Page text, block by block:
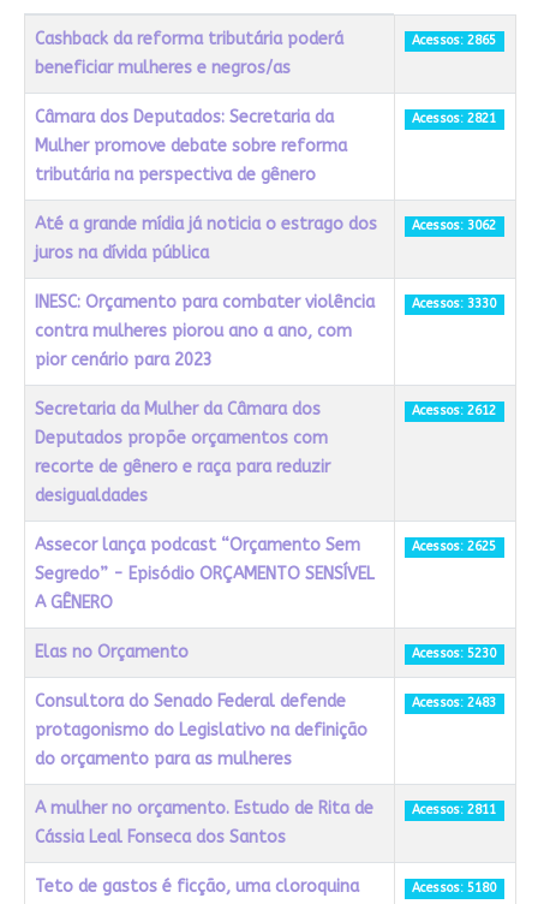
Título Acessos
Cashback da reforma tributária poderá
beneficiar mulheres e negros/as
Acessos: 2865
Câmara dos Deputados: Secretaria da
Mulher promove debate sobre reforma
tributária na perspectiva de gênero
Acessos: 2821
Até a grande mídia já noticia o estrago dos
juros na dívida pública
Acessos: 3062
INESC: Orçamento para combater violência
contra mulheres piorou ano a ano, com
pior cenário para 2023
Acessos: 3330
Secretaria da Mulher da Câmara dos
Deputados propõe orçamentos com
recorte de gênero e raça para reduzir
desigualdades
Acessos: 2612
Assecor lança podcast “Orçamento Sem
Segredo” - Episódio ORÇAMENTO SENSÍVEL
A GÊNERO
Acessos: 2625
Elas no Orçamento Acessos: 5230
Consultora do Senado Federal defende
protagonismo do Legislativo na definição
do orçamento para as mulheres
Acessos: 2483
A mulher no orçamento. Estudo de Rita de
Cássia Leal Fonseca dos Santos
Acessos: 2811
Teto de gastos é ficção, uma cloroquina
Acessos: 5180